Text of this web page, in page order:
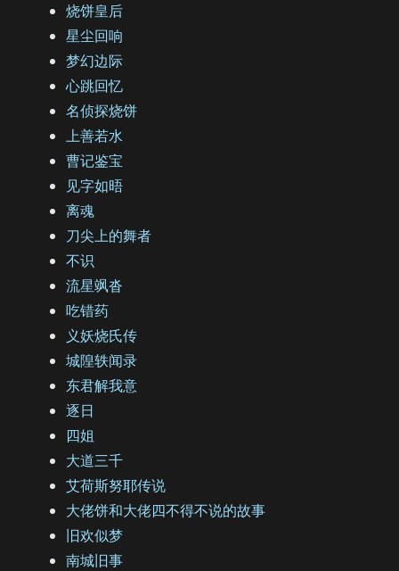
烧饼皇后
星尘回响
梦幻边际
心跳回忆
名侦探烧饼
上善若水
曹记鉴宝
见字如晤
离魂
刀尖上的舞者
不识
流星飒沓
吃错药
义妖烧氏传
城隍轶闻录
东君解我意
逐日
四姐
大道三千
艾荷斯努耶传说
大佬饼和大佬四不得不说的故事
旧欢似梦
南城旧事